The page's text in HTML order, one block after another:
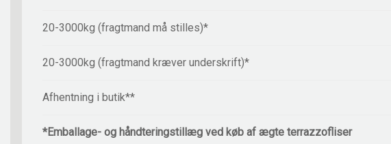
20-3000kg (fragtmand må stilles)*
20-3000kg (fragtmand kræver underskrift)*
Afhentning i butik**
*Emballage- og håndteringstillæg ved køb af ægte terrazzofliser